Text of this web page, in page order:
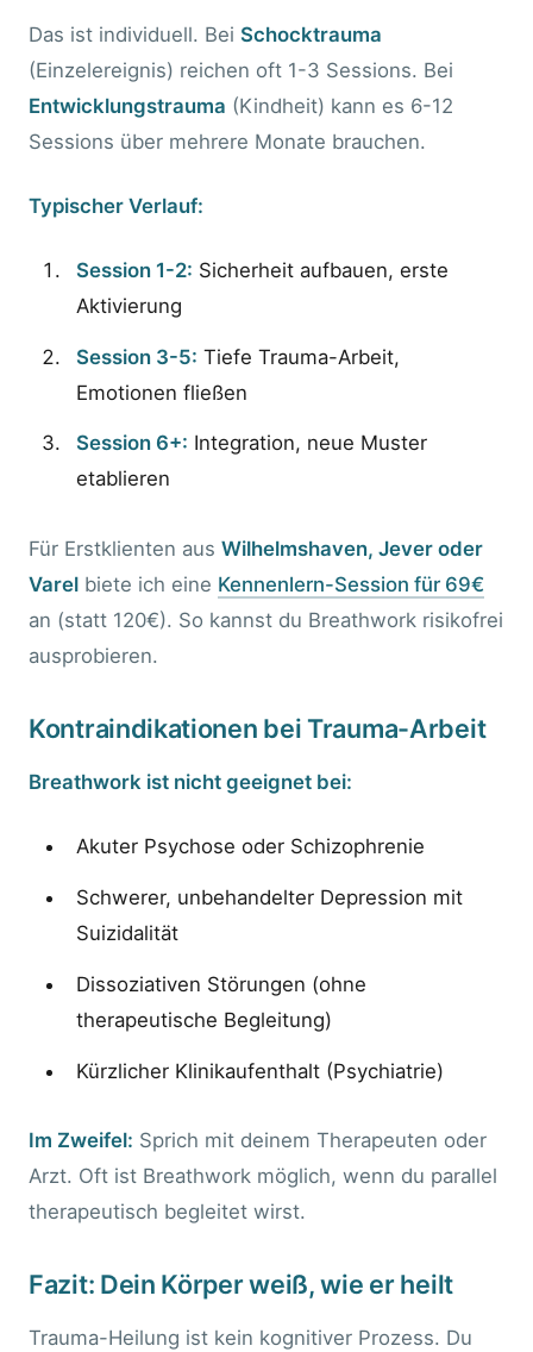
Das ist individuell. Bei Schocktrauma
(Einzelereignis) reichen oft 1-3 Sessions. Bei
Entwicklungstrauma (Kindheit) kann es 6-12
Sessions über mehrere Monate brauchen.
Typischer Verlauf:
Session 1-2: Sicherheit aufbauen, erste
Aktivierung
Session 3-5: Tiefe Trauma-Arbeit,
Emotionen fließen
Session 6+: Integration, neue Muster
etablieren
Für Erstklienten aus Wilhelmshaven, Jever oder
Varel biete ich eine Kennenlern-Session für 69€
an (statt 120€). So kannst du Breathwork risikofrei
ausprobieren.
Kontraindikationen bei Trauma-Arbeit
Breathwork ist nicht geeignet bei:
Akuter Psychose oder Schizophrenie
Schwerer, unbehandelter Depression mit
Suizidalität
Dissoziativen Störungen (ohne
therapeutische Begleitung)
Kürzlicher Klinikaufenthalt (Psychiatrie)
Im Zweifel: Sprich mit deinem Therapeuten oder
Arzt. Oft ist Breathwork möglich, wenn du parallel
therapeutisch begleitet wirst.
Fazit: Dein Körper weiß, wie er heilt
Trauma-Heilung ist kein kognitiver Prozess. Du